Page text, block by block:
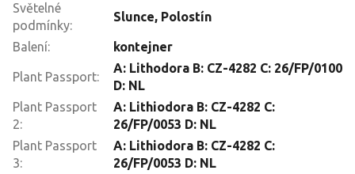
Světelné
podmínky:
Slunce, Polostín
Balení: kontejner
Plant Passport:
A: Lithodora B: CZ-4282 C: 26/FP/0100
D: NL
Plant Passport
2:
A: Lithiodora B: CZ-4282 C:
26/FP/0053 D: NL
Plant Passport
3:
A: Lithiodora B: CZ-4282 C:
26/FP/0053 D: NL